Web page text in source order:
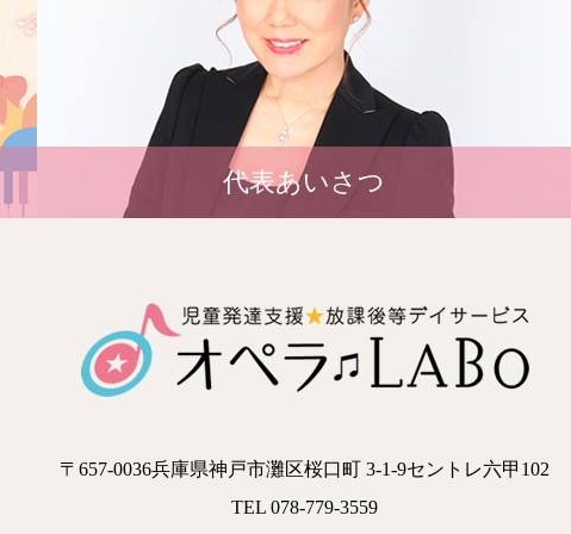
代表あいさつ
〒657-0036兵庫県神戸市灘区桜口町 3-1-9セントレ六甲102
TEL 078-779-3559